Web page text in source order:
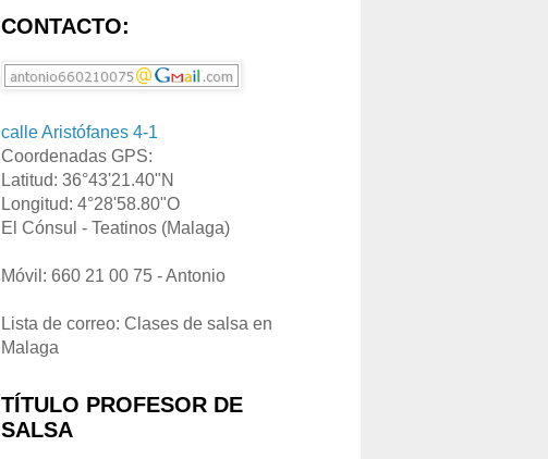
CONTACTO:
calle Aristófanes 4-1
Coordenadas GPS:
Latitud: 36°43'21.40"N
Longitud: 4°28'58.80"O
El Cónsul - Teatinos (Malaga)
Móvil: 660 21 00 75 - Antonio
Lista de correo: Clases de salsa en
Malaga
TÍTULO PROFESOR DE
SALSA